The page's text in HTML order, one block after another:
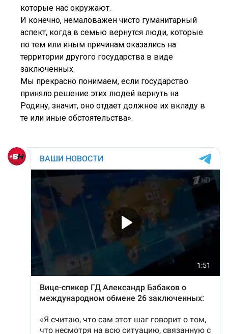
которые нас окружают.
И конечно, немаловажен чисто гуманитарный
аспект, когда в семью вернутся люди, которые
по тем или иным причинам оказались на
территории другого государства в виде
заключенных.
Мы прекрасно понимаем, если государство
приняло решение этих людей вернуть на
Родину, значит, оно отдает должное их вкладу в
те или иные обстоятельства».